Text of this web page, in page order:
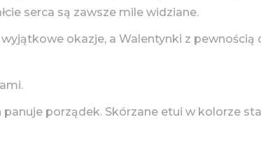
serca są zawsze mile widziane.
okazje, a Walentynki z pewnością
porządek. Skórzane etui w kolorze